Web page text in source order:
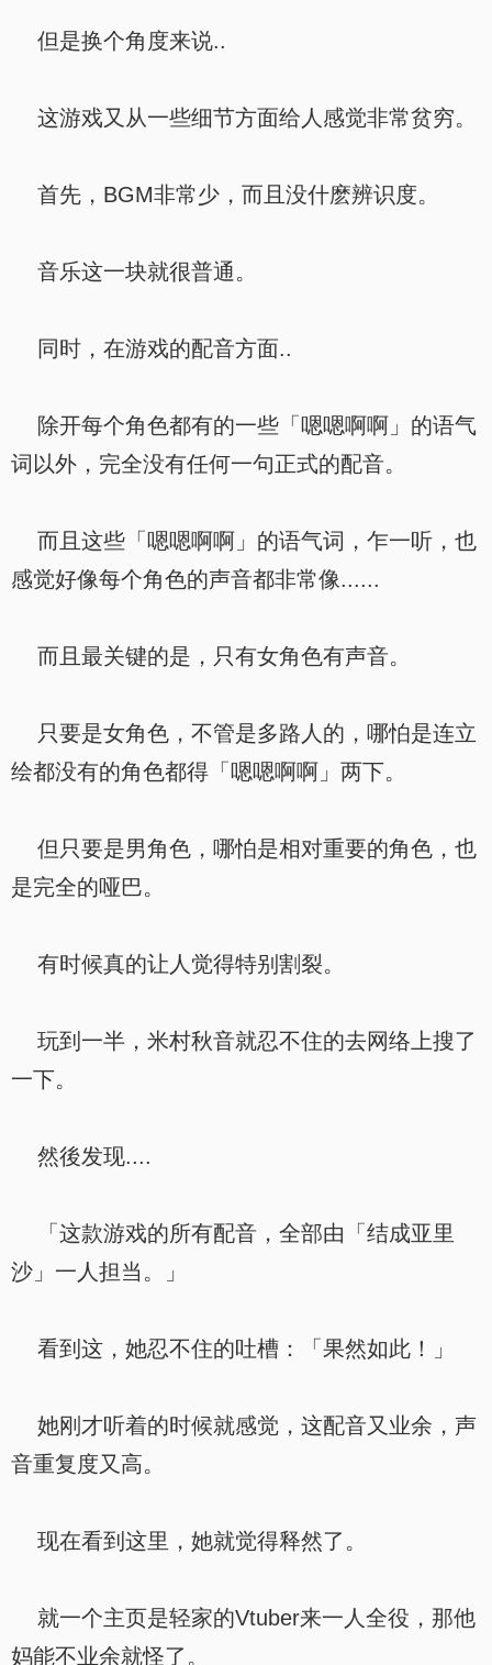
但是换个角度来说..
这游戏又从一些细节方面给人感觉非常贫穷。
首先，BGM非常少，而且没什麽辨识度。
音乐这一块就很普通。
同时，在游戏的配音方面..
除开每个角色都有的一些「嗯嗯啊啊」的语气
词以外，完全没有任何一句正式的配音。
而且这些「嗯嗯啊啊」的语气词，乍一听，也
感觉好像每个角色的声音都非常像......
而且最关键的是，只有女角色有声音。
只要是女角色，不管是多路人的，哪怕是连立
绘都没有的角色都得「嗯嗯啊啊」两下。
但只要是男角色，哪怕是相对重要的角色，也
是完全的哑巴。
有时候真的让人觉得特别割裂。
玩到一半，米村秋音就忍不住的去网络上搜了
一下。
然後发现....
「这款游戏的所有配音，全部由「结成亚里
沙」一人担当。」
看到这，她忍不住的吐槽：「果然如此！」
她刚才听着的时候就感觉，这配音又业余，声
音重复度又高。
现在看到这里，她就觉得释然了。
就一个主页是轻家的Vtuber来一人全役，那他
妈能不业余就怪了。